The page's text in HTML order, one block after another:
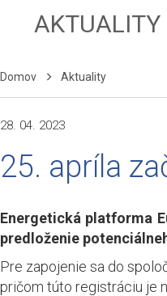
AKTUALITY
Domov Aktuality
28. 04. 2023
25. apríla
Energetická platforma
predloženie
Pre zapojenie sa do
pričom túto registráciu je